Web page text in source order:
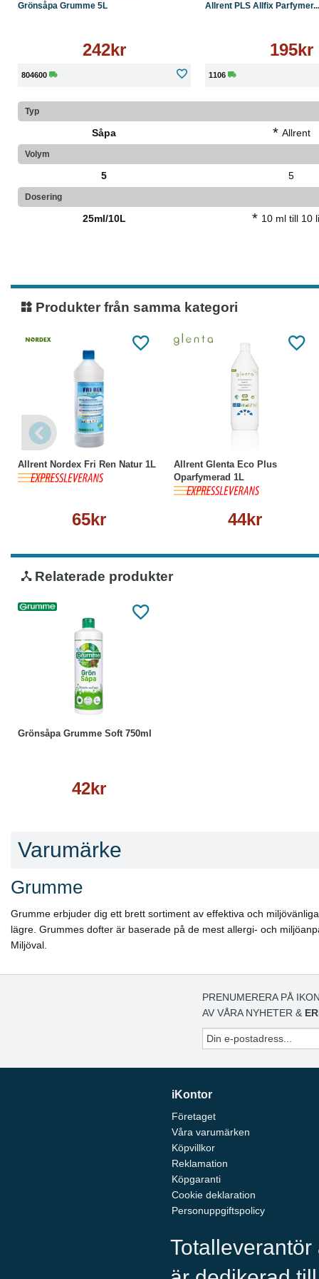
Grönsåpa Grumme 5L
242kr
804600
Allrent PLS Allfix Parfymer...
195kr
1106
Typ
Såpa * Allrent
Volym
5 5
Dosering
25ml/10L * 10 ml till 10
Produkter från samma kategori
Allrent Nordex Fri Ren Natur 1L
65kr
Köp
Allrent Glenta Eco Plus
Oparfymerad 1L
44kr
Relaterade produkter
Grönsåpa Grumme Soft 750ml
42kr
Varumärke
Grumme
Grumme erbjuder dig ett brett sortiment av effektiva och
lägre. Grummes dofter är baserade på de mest allergi- och
Miljöval.
PRENUMERERA PÅ
AV VÅRA NYHETER &
iKontor
Företaget
Våra varumärken
Köpvillkor
Reklamation
Köpgaranti
Cookie deklaration
Personuppgiftspolicy